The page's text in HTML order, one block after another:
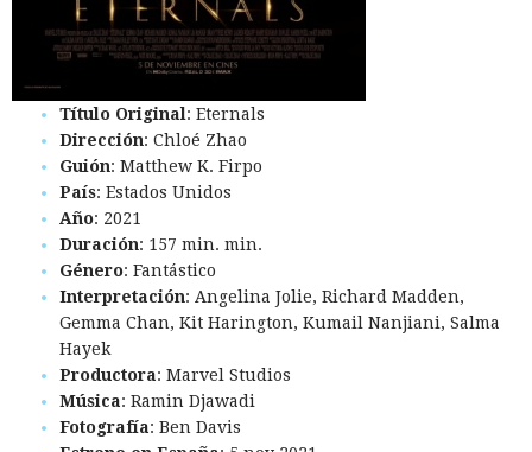
Título Original: Eternals
Dirección: Chloé Zhao
Guión: Matthew K. Firpo
País: Estados Unidos
Año: 2021
Duración: 157 min. min.
Género: Fantástico
Interpretación: Angelina Jolie, Richard Madden,
Gemma Chan, Kit Harington, Kumail Nanjiani, Salma
Hayek
Productora: Marvel Studios
Música: Ramin Djawadi
Fotografía: Ben Davis